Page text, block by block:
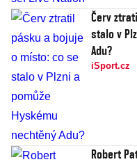
Červ
stalo v
Adu?
iSport.cz
Robert